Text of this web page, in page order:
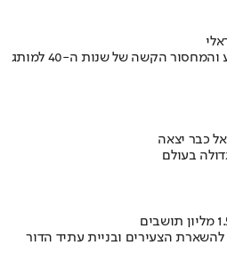
איך אסם הפכה את תקופת הצנע והמחסור הקשה של שנות ה-40 למותג
כבר יצאה
בעולם
להשארת הצעירים ובניית עתיד הדור